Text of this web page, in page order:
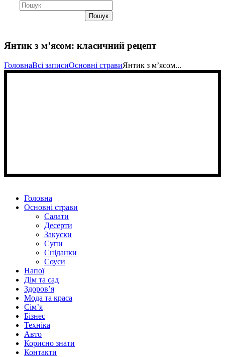
Пошук
Янтик з м’ясом: класичний рецепт
ГоловнаВсі записиОсновні стравиЯнтик з м’ясом...
Головна
Основні страви
Салати
Десерти
Закуски
Супи
Сніданки
Соуси
Напої
Дім та сад
Здоровʼя
Мода та краса
Сімʼя
Бізнес
Техніка
Авто
Корисно знати
Контакти